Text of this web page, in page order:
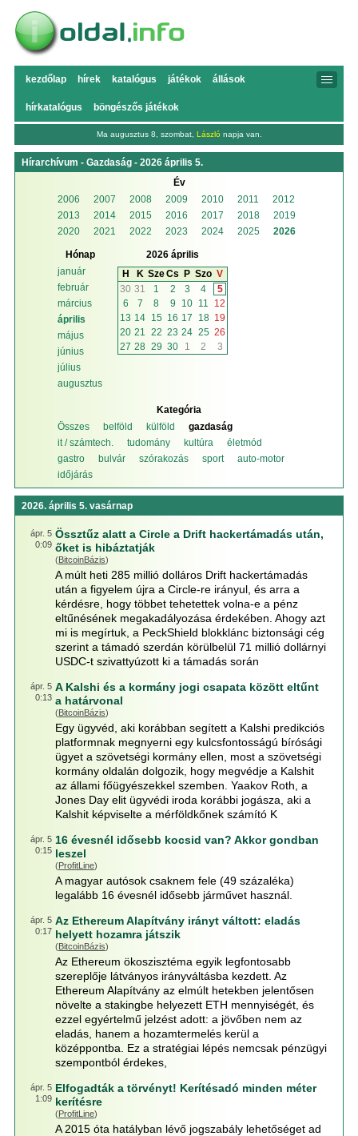
kezdőlap hírek katalógus játékok állások
hírkatalógus böngészős játékok
Ma augusztus 8, szombat, László napja van.
Hírarchívum - Gazdaság - 2026 április 5.
Év
2006
2007 2008 2009 2010 2011
2012
2013
2014 2015 2016 2017 2018
2019
2020
2021 2022 2023 2024 2025 2026
Hónap
január
február
március
április
május
június
július
augusztus
2026 április
H
K SzeCs P Szo V
30 31 1 2 3 4
5
6
7 8 9 10 11
12
13 14 15 16 17 18 19
20 21 22 23 24 25 26
27 28 29 30 1 2 3
Kategória
Összes
belföld külföld
gazdaság
it / számtech.
tudomány kultúra
életmód
gastro
bulvár szórakozás sport
auto-motor
időjárás
2026. április 5. vasárnap
ápr. 5
0:09
Össztűz alatt a Circle a Drift hackertámadás után,
őket is hibáztatják
(BitcoinBázis)
A múlt heti 285 millió dolláros Drift hackertámadás
után a figyelem újra a Circle-re irányul, és arra a
kérdésre, hogy többet tehetettek volna-e a pénz
eltűnésének megakadályozása érdekében. Ahogy azt
mi is megírtuk, a PeckShield blokklánc biztonsági cég
szerint a támadó szerdán körülbelül 71 millió dollárnyi
USDC-t szivattyúzott ki a támadás során
ápr. 5
0:13
A Kalshi és a kormány jogi csapata között eltűnt
a határvonal
(BitcoinBázis)
Egy ügyvéd, aki korábban segített a Kalshi predikciós
platformnak megnyerni egy kulcsfontosságú bírósági
ügyet a szövetségi kormány ellen, most a szövetségi
kormány oldalán dolgozik, hogy megvédje a Kalshit
az állami főügyészekkel szemben. Yaakov Roth, a
Jones Day elit ügyvédi iroda korábbi jogásza, aki a
Kalshit képviselte a mérföldkőnek számító K
ápr. 5
0:15
16 évesnél idősebb kocsid van? Akkor gondban
leszel
(ProfitLine)
A magyar autósok csaknem fele (49 százaléka)
legalább 16 évesnél idősebb járművet használ.
ápr. 5
0:17
Az Ethereum Alapítvány irányt váltott: eladás
helyett hozamra játszik
(BitcoinBázis)
Az Ethereum ökoszisztéma egyik legfontosabb
szereplője látványos irányváltásba kezdett. Az
Ethereum Alapítvány az elmúlt hetekben jelentősen
növelte a stakingbe helyezett ETH mennyiségét, és
ezzel egyértelmű jelzést adott: a jövőben nem az
eladás, hanem a hozamtermelés kerül a
középpontba. Ez a stratégiai lépés nemcsak pénzügyi
szempontból érdekes,
ápr. 5
1:09
Elfogadták a törvényt! Kerítésadó minden méter
kerítésre
(ProfitLine)
A 2015 óta hatályban lévő jogszabály lehetőséget ad